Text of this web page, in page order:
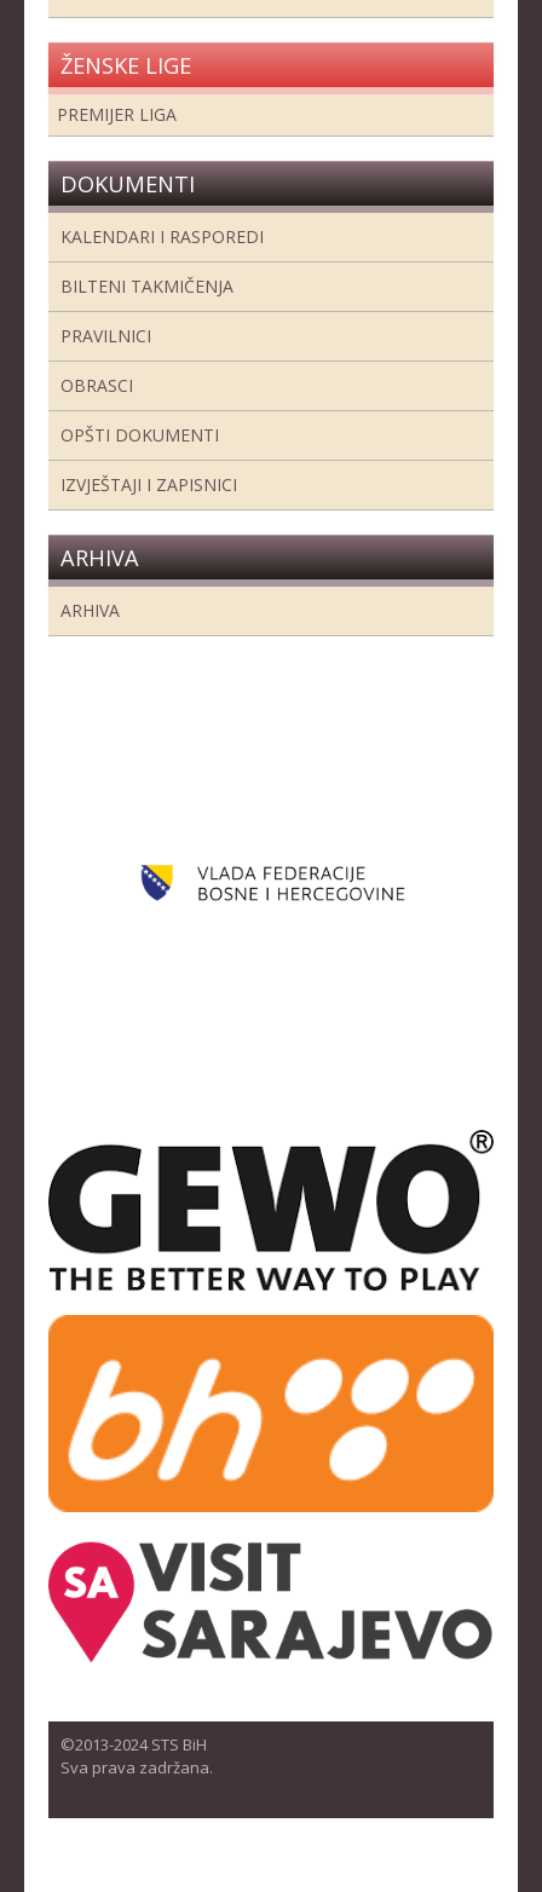
ŽENSKE LIGE
PREMIJER LIGA
DOKUMENTI
KALENDARI I RASPOREDI
BILTENI TAKMIČENJA
PRAVILNICI
OBRASCI
OPŠTI DOKUMENTI
IZVJEŠTAJI I ZAPISNICI
ARHIVA
ARHIVA
©2013-2024 STS BiH
Sva prava zadržana.